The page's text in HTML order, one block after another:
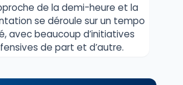
de la demi-heure et la
se déroule sur un tempo
avec beaucoup d’initiatives
de part et d’autre.